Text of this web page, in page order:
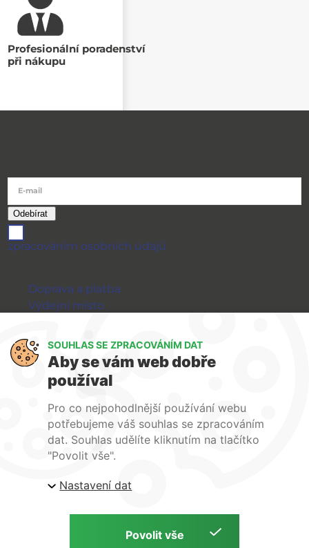
Profesionální poradenství
při nákupu
E-mail
zpracováním osobních údajů
Doprava a platba
Výdejní místo
GDPR
WIRPO s.r.o.
Obchodní podmínky
O nás
Kontakty
Firemní web
SOUHLAS SE ZPRACOVÁNÍM DAT
Aby se vám web dobře
používal
Pro co nejpohodlnější používání webu
potřebujeme váš souhlas se zpracováním
dat. Souhlas udělíte kliknutím na tlačítko
"Povolit vše".
Nastavení dat